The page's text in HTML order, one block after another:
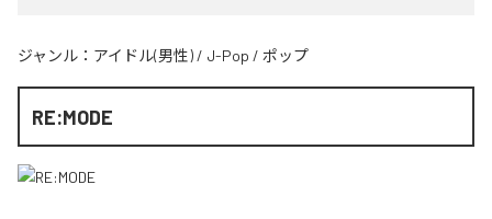
ジャンル： アイドル(男性) / J-Pop / ポップ
RE:MODE